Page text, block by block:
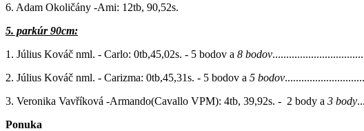
6. Adam Okoličány -Ami: 12tb, 90,52s.
5. parkúr 90cm:
1. Július Kováč nml. - Carlo: 0tb,45,02s. - 5 bodov a 8 bodov
2. Július Kováč nml. - Carizma: 0tb,45,31s. - 5 bodov a 5 bodov
3. Veronika Vavříková -Armando(Cavallo VPM): 4tb, 39,92s. - 2 body a 3 body
Ponuka